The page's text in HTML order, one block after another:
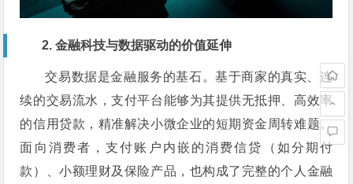
2. 金融科技与数据驱动的价值延伸
交易数据是金融服务的基石。基于商家的真实、连
续的交易流水，支付平台能够为其提供无抵押、高效率
的信用贷款，精准解决小微企业的短期资金周转难题。
面向消费者，支付账户内嵌的消费信贷（如分期付
款）、小额理财及保险产品，也构成了完整的个人金融